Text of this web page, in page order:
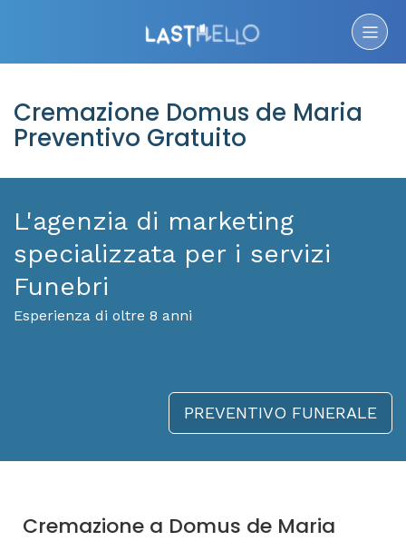
Cremazione Domus de Maria
Preventivo Gratuito
L'agenzia di marketing
specializzata per i servizi
Funebri
Esperienza di oltre 8 anni
PREVENTIVO FUNERALE
Cremazione a Domus de Maria